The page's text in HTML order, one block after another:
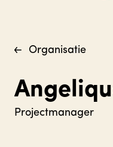
Organisatie
Projectmanager